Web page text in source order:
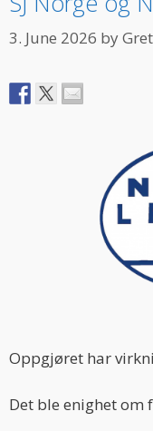
3. June 2026 by
Oppgjøret har
Det ble enighet om